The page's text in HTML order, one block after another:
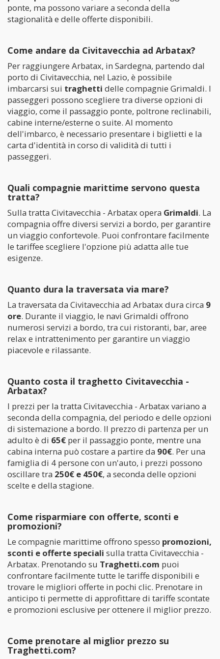
ponte, ma possono variare a seconda della
stagionalità e delle offerte disponibili.
Come andare da Civitavecchia ad Arbatax?
Per raggiungere Arbatax, in Sardegna, partendo dal
porto di Civitavecchia, nel Lazio, è possibile
imbarcarsi sui traghetti delle compagnie Grimaldi. I
passeggeri possono scegliere tra diverse opzioni di
viaggio, come il passaggio ponte, poltrone reclinabili,
cabine interne/esterne o suite. Al momento
dell'imbarco, è necessario presentare i biglietti e la
carta d'identità in corso di validità di tutti i
passeggeri.
Quali compagnie marittime servono questa
tratta?
Sulla tratta Civitavecchia - Arbatax opera Grimaldi. La
compagnia offre diversi servizi a bordo, per garantire
un viaggio confortevole. Puoi confrontare facilmente
le tariffee scegliere l'opzione più adatta alle tue
esigenze.
Quanto dura la traversata via mare?
La traversata da Civitavecchia ad Arbatax dura circa 9
ore. Durante il viaggio, le navi Grimaldi offrono
numerosi servizi a bordo, tra cui ristoranti, bar, aree
relax e intrattenimento per garantire un viaggio
piacevole e rilassante.
Quanto costa il traghetto Civitavecchia -
Arbatax?
I prezzi per la tratta Civitavecchia - Arbatax variano a
seconda della compagnia, del periodo e delle opzioni
di sistemazione a bordo. Il prezzo di partenza per un
adulto è di 65€ per il passaggio ponte, mentre una
cabina interna può costare a partire da 90€. Per una
famiglia di 4 persone con un'auto, i prezzi possono
oscillare tra 250€ e 450€, a seconda delle opzioni
scelte e della stagione.
Come risparmiare con offerte, sconti e
promozioni?
Le compagnie marittime offrono spesso promozioni,
sconti e offerte speciali sulla tratta Civitavecchia -
Arbatax. Prenotando su Traghetti.com puoi
confrontare facilmente tutte le tariffe disponibili e
trovare le migliori offerte in pochi clic. Prenotare in
anticipo ti permette di approfittare di tariffe scontate
e promozioni esclusive per ottenere il miglior prezzo.
Come prenotare al miglior prezzo su
Traghetti.com?